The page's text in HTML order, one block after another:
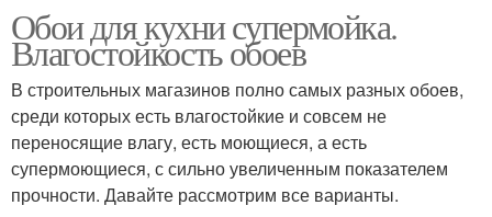
Обои для кухни супермойка.
Влагостойкость обоев
В строительных магазинов полно самых разных обоев,
среди которых есть влагостойкие и совсем не
переносящие влагу, есть моющиеся, а есть
супермоющиеся, с сильно увеличенным показателем
прочности. Давайте рассмотрим все варианты.